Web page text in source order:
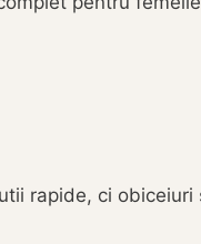
rapide, ci